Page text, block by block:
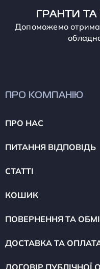
ГРАНТИ
Допоможемо
ПРО КОМПАНІЮ
ПРО НАС
ПИТАННЯ ВІДПОВІДЬ
СТАТТІ
КОШИК
ПОВЕРНЕННЯ ТА
ДОСТАВКА ТА